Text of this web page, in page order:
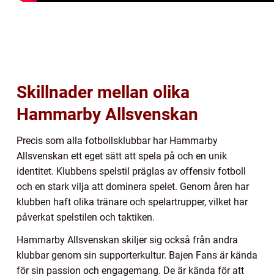
Skillnader mellan olika
Hammarby Allsvenskan
Precis som alla fotbollsklubbar har Hammarby
Allsvenskan ett eget sätt att spela på och en unik
identitet. Klubbens spelstil präglas av offensiv fotboll
och en stark vilja att dominera spelet. Genom åren har
klubben haft olika tränare och spelartrupper, vilket har
påverkat spelstilen och taktiken.
Hammarby Allsvenskan skiljer sig också från andra
klubbar genom sin supporterkultur. Bajen Fans är kända
för sin passion och engagemang. De är kända för att